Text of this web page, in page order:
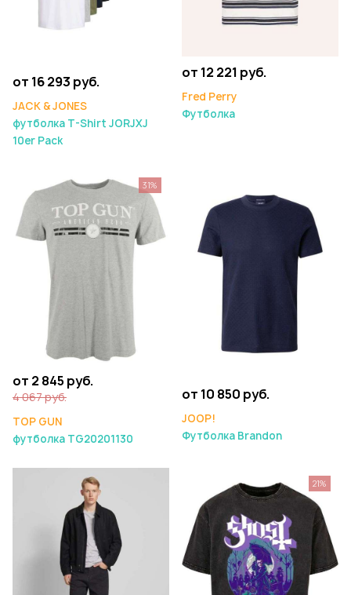
от 16 293 руб.
JACK & JONES
футболка T-Shirt JORJXJ
10er Pack
от 12 221 руб.
Fred Perry
Футболка
от 2 845 руб.
4 067 руб.
TOP GUN
футболка TG20201130
31%
от 10 850 руб.
JOOP!
Футболка Brandon
21%